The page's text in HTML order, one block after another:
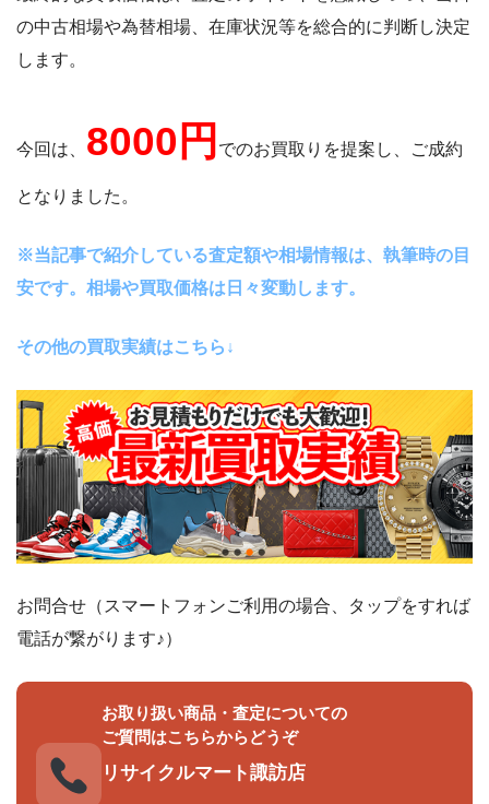
の中古相場や為替相場、在庫状況等を総合的に判断し決定
します。
今回は、 8000円 でのお買取りを提案し、ご成約
となりました。
※当記事で紹介している査定額や相場情報は、執筆時の目
安です。相場や買取価格は日々変動します。
その他の買取実績はこちら↓
お問合せ（スマートフォンご利用の場合、タップをすれば
電話が繋がります♪）
お取り扱い商品・査定についての
ご質問はこちらからどうぞ
リサイクルマート諏訪店